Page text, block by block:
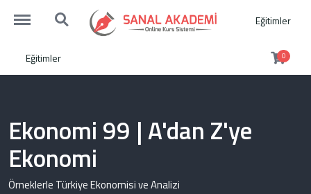
https://sanalakademi.demobul.com.tr/menu
https://sanalakademi.demobul.com.tr/search Eğitimler
Eğitimler 0
Ekonomi 99 | A'dan Z'ye
Ekonomi
Örneklerle Türkiye Ekonomisi ve Analizi